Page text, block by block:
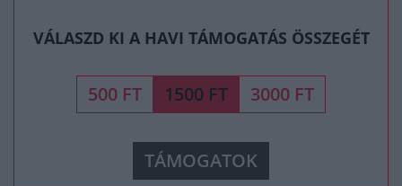
VÁLASZD KI A HAVI TÁMOGATÁS ÖSSZEGÉT
500 FT 1500 FT 3000 FT
TÁMOGATOK